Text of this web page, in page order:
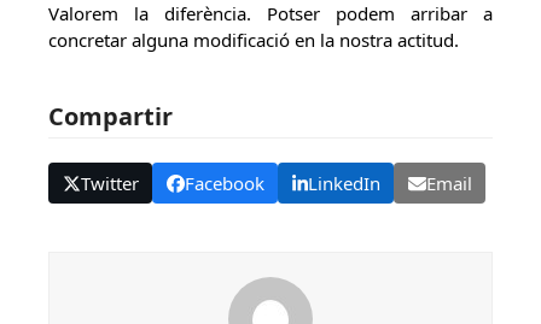
Valorem la diferència. Potser podem arribar a
concretar alguna modificació en la nostra actitud.
Compartir
Twitter Facebook LinkedIn Email